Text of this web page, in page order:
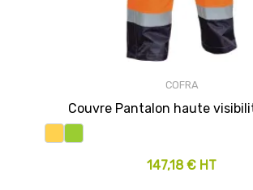
COFRA
Couvre Pantalon haute
147,18 € HT